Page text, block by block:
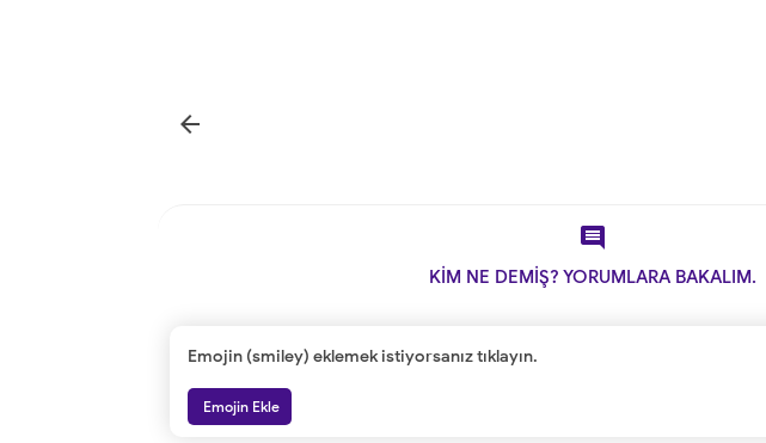


KİM NE DEMİŞ? YORUMLARA BAKALIM.
Emojin (smiley) eklemek istiyorsanız tıklayın.
Emojin Ekle